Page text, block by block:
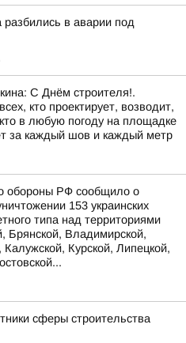
разбились в аварии под
С Днём строителя!.
кто проектирует, возводит,
в любую погоду на площадке
за каждый шов и каждый метр
обороны РФ сообщило о
153 украинских
типа над территориями
Брянской, Владимирской,
Калужской, Курской, Липецкой,
сферы строительства